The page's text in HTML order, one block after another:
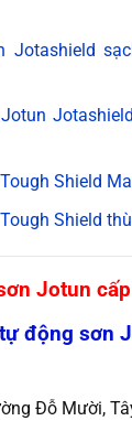
Jotashield
Shield
Shield
Jotun
động sơn
Đỗ Mười,